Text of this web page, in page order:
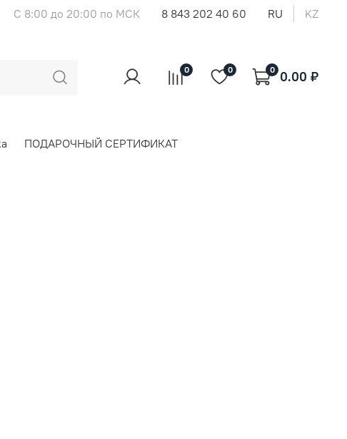
С 8:00 до 20:00 по МСК 8 843 202 40 60 RU KZ
0 0 0 0.00 ₽
ПОДАРОЧНЫЙ СЕРТИФИКАТ